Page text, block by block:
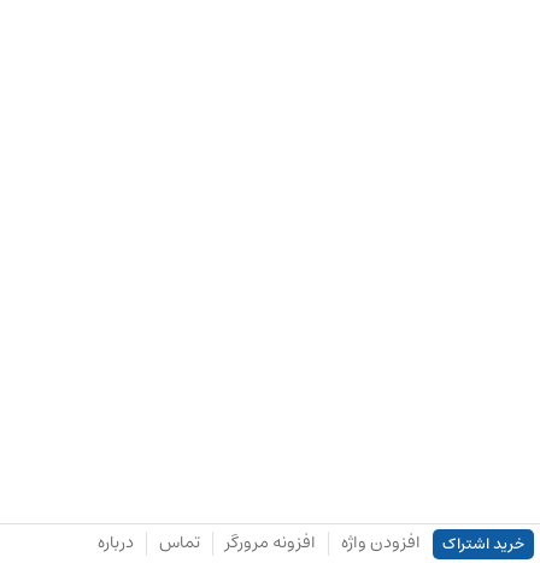
خرید اشتراک افزودن واژه افزونه مرورگر تماس درباره